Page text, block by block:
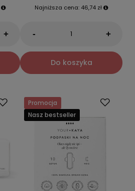
+
Najniższa cena: 46,74 zł
- +
Do koszyka
Promocja
Nasz bestseller